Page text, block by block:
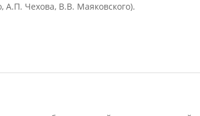
А.П. Чехова, В.В. Маяковского).